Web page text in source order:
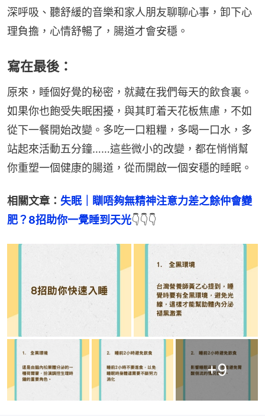
深呼吸、聽舒緩的音樂和家人朋友聊聊心事，卸下心
理負擔，心情舒暢了，腸道才會安穩。
寫在最後：
原來，睡個好覺的秘密，就藏在我們每天的飲食裏。
如果你也飽受失眠困擾，與其盯着天花板焦慮，不如
從下一餐開始改變。多吃一口粗糧，多喝一口水，多
站起來活動五分鐘……這些微小的改變，都在悄悄幫
你重塑一個健康的腸道，從而開啟一個安穩的睡眠。
相關文章： 失眠｜瞓唔夠無精神注意力差之餘仲會變
肥？8招助你一覺睡到天光👇👇👇
+9